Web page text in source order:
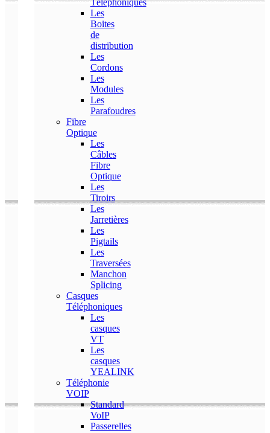
Téléphoniques
Les
Boites
de
distribution
Les
Cordons
Les
Modules
Les
Parafoudres
Fibre
Optique
Les
Câbles
Fibre
Optique
Les
Tiroirs
Les
Jarretières
Les
Pigtails
Les
Traversées
Manchon
Splicing
Casques
Téléphoniques
Les
casques
VT
Les
casques
YEALINK
Téléphonie
VOIP
Standard
VoIP
Passerelles